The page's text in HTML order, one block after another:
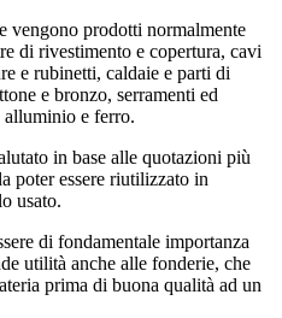
vengono prodotti normalmente
di rivestimento e copertura, cavi
e rubinetti, caldaie e parti di
e bronzo, serramenti ed
e ferro.
in base alle quotazioni più
poter essere riutilizzato in
usato.
di fondamentale importanza
utilità anche alle fonderie, che
prima di buona qualità ad un